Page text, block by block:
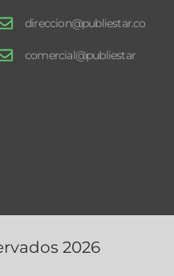
direccion@publiestar.co
comercial@publiestar
2026